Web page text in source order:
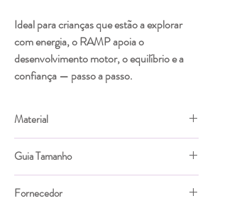
Ideal para crianças que estão a explorar
com energia, o RAMP apoia o
desenvolvimento motor, o equilíbrio e a
confiança — passo a passo.
Material
critérios internacionais REACH.
Forro de couro que dá conforto térmico e
deixa os pezinhos sempre secos.
Guia Tamanho
confiável para escolher o seu tamanho. Use a
Fornecedor